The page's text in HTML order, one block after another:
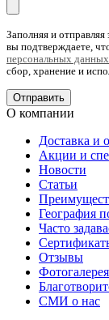
Заполняя и
вы подтверждаете,
персональных данных
сбор, хранение и
О компании
Доставка и
Акции и
Новости
Статьи
География
Часто
Отзывы
Фотогалерея
СМИ о нас